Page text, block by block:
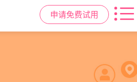
申请免费试用